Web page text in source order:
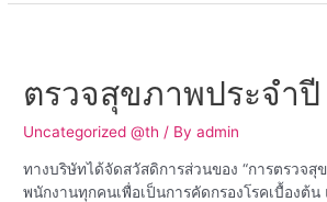
ตรวจสุขภาพประจำปี
Uncategorized @th / Byadmin
ทางบริษัทได้จัดสวัสดิการส่วนของ “การตรวจสุ
พนักงานทุกคนเพื่อเป็นการคัดกรองโรคเบื้องต้น